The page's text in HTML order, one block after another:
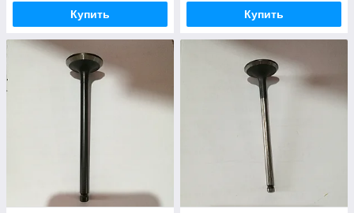
Купить Купить